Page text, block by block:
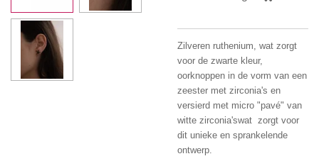
Zilveren ruthenium, wat zorgt
voor de zwarte kleur,
oorknoppen in de vorm van een
zeester met zirconia's en
versierd met micro "pavé" van
witte zirconia'swat zorgt voor
dit unieke en sprankelende
ontwerp.